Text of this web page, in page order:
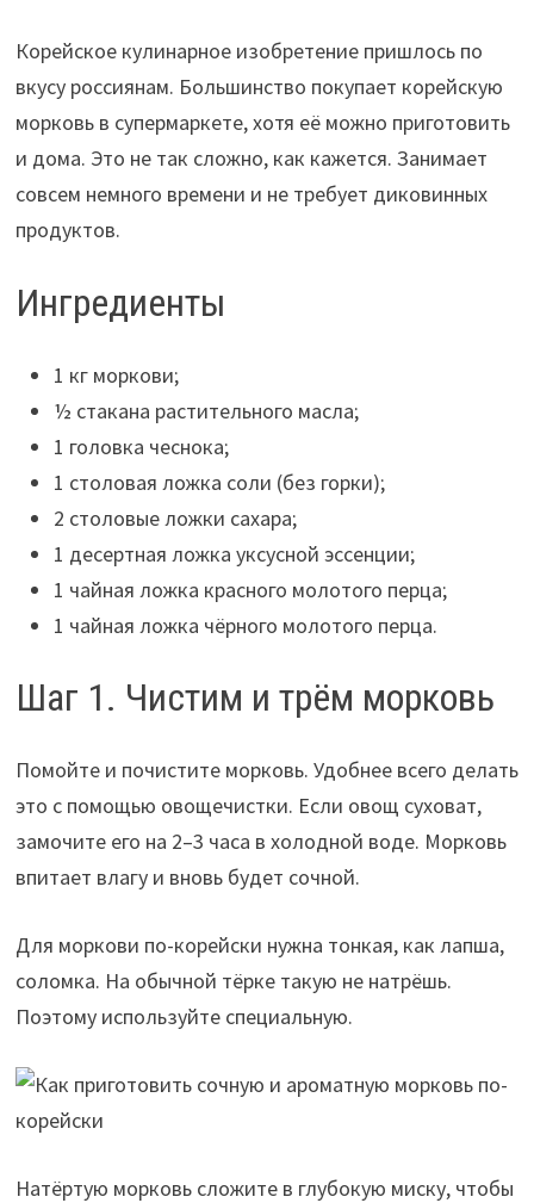
Корейское кулинарное изобретение пришлось по
вкусу россиянам. Большинство покупает корейскую
морковь в супермаркете, хотя её можно приготовить
и дома. Это не так сложно, как кажется. Занимает
совсем немного времени и не требует диковинных
продуктов.
Ингредиенты
1 кг моркови;
½ стакана растительного масла;
1 головка чеснока;
1 столовая ложка соли (без горки);
2 столовые ложки сахара;
1 десертная ложка уксусной эссенции;
1 чайная ложка красного молотого перца;
1 чайная ложка чёрного молотого перца.
Шаг 1. Чистим и трём морковь
Помойте и почистите морковь. Удобнее всего делать
это с помощью овощечистки. Если овощ суховат,
замочите его на 2–3 часа в холодной воде. Морковь
впитает влагу и вновь будет сочной.
Для моркови по-корейски нужна тонкая, как лапша,
соломка. На обычной тёрке такую не натрёшь.
Поэтому используйте специальную.
Натёртую морковь сложите в глубокую миску, чтобы